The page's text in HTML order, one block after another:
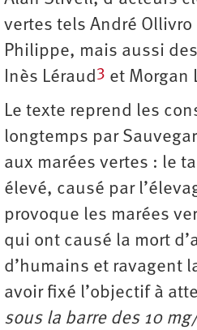
vertes tels André
Philippe, mais aussi
Inès Léraud3 et Morgan
Le texte reprend les
longtemps par
aux marées vertes : le
élevé, causé par
provoque les marées
qui ont causé la mort
d’humains et ravagent
avoir fixé l’objectif à
sous la barre des 10